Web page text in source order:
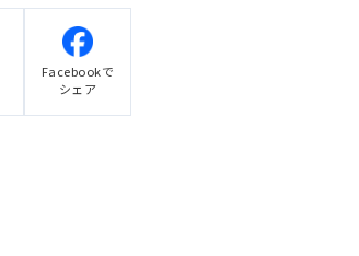
Facebookで
シェア